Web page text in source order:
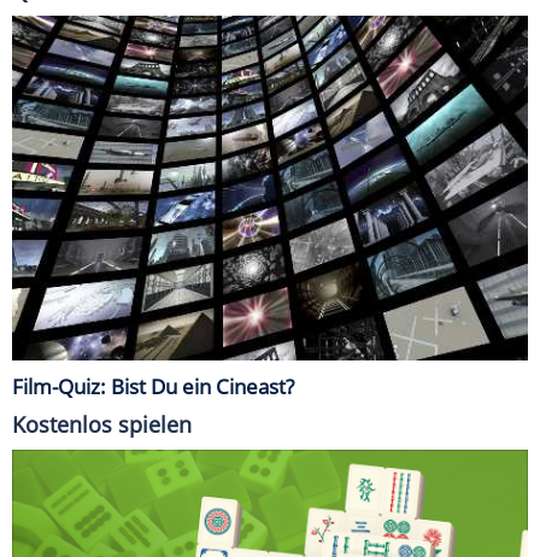
Film-Quiz: Bist Du ein Cineast?
Kostenlos spielen